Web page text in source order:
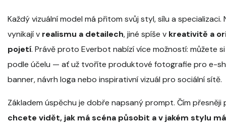
Každý vizuální model má přitom svůj styl, sílu a specializaci.
vynikají v realismu a detailech, jiné spíše v kreativitě a
pojetí. Právě proto Everbot nabízí více možností: můžete
podle účelu — ať už tvoříte produktové fotografie pro e-
banner, návrh loga nebo inspirativní vizuál pro sociální sítě.
Základem úspěchu je dobře napsaný prompt. Čím
chcete vidět, jak má scéna působit a v jakém stylu